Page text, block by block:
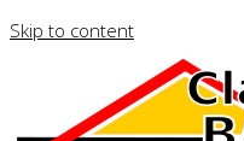
Skip to content